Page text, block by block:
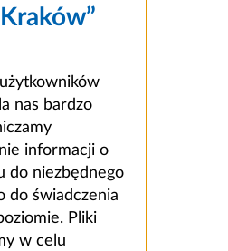
nas bardzo
informacji o
do niezbędnego
do świadczenia
Pliki
w celu